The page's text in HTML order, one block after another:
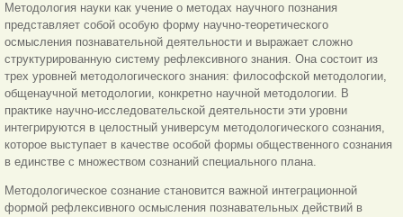
Методология науки как учение о методах научного познания
представляет собой особую форму научно-теоретического
осмысления познавательной деятельности и выражает сложно
структурированную систему рефлексивного знания. Она состоит из
трех уровней методологического знания: философской методологии,
общенаучной методологии, конкретно научной методологии. В
практике научно-исследовательской деятельности эти уровни
интегрируются в целостный универсум методологического сознания,
которое выступает в качестве особой формы общественного сознания
в единстве с множеством сознаний специального плана.
Методологическое сознание становится важной интеграционной
формой рефлексивного осмысления познавательных действий в